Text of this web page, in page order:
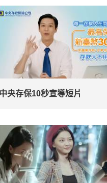
中央存保10秒宣導短片